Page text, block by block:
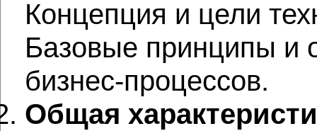
Концепция и цели
Базовые принципы и
бизнес-процессов.
Общая